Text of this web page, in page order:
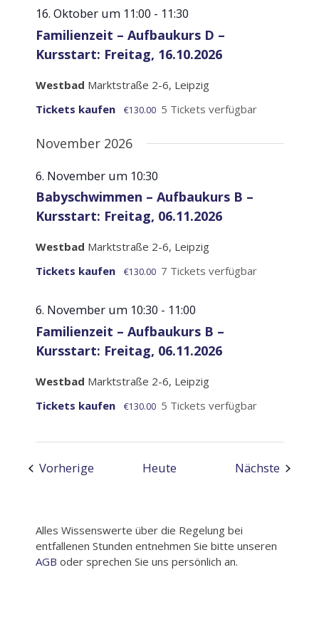
16. Oktober um 11:00 - 11:30
Familienzeit – Aufbaukurs D –
Kursstart: Freitag, 16.10.2026
Westbad Marktstraße 2-6, Leipzig
Tickets kaufen
€130.00 5 Tickets verfügbar
November 2026
6. November um 10:30
Babyschwimmen – Aufbaukurs B –
Kursstart: Freitag, 06.11.2026
Westbad Marktstraße 2-6, Leipzig
Tickets kaufen
€130.00 7 Tickets verfügbar
6. November um 10:30 - 11:00
Familienzeit – Aufbaukurs B –
Kursstart: Freitag, 06.11.2026
Westbad Marktstraße 2-6, Leipzig
Tickets kaufen
€130.00 5 Tickets verfügbar
VorherigeVeranstaltungen
Heute Nächste
Alles Wissenswerte über die Regelung bei
entfallenen Stunden entnehmen Sie bitte unseren
AGB oder sprechen Sie uns persönlich an.